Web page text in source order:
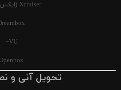
Xcruiser (ایکس کروزر)
VU+
تحویل آنی و